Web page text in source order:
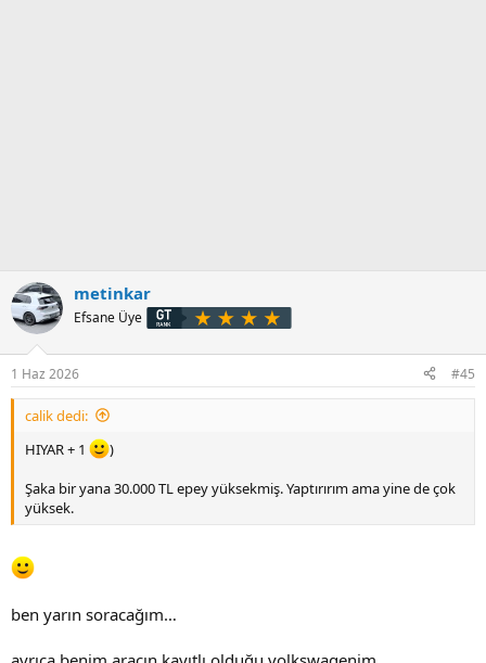
metinkar
Efsane Üye
1 Haz 2026 #45
calik dedi:
HIYAR + 1
)
Şaka bir yana 30.000 TL epey yüksekmiş. Yaptırırım ama yine de çok
yüksek.
ben yarın soracağım…